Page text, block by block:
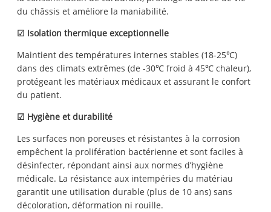
du châssis et améliore la maniabilité.
☑ Isolation thermique exceptionnelle
Maintient des températures internes stables (18-25℃)
dans des climats extrêmes (de -30℃ froid à 45℃ chaleur),
protégeant les matériaux médicaux et assurant le confort
du patient.
☑ Hygiène et durabilité
Les surfaces non poreuses et résistantes à la corrosion
empêchent la prolifération bactérienne et sont faciles à
désinfecter, répondant ainsi aux normes d’hygiène
médicale. La résistance aux intempéries du matériau
garantit une utilisation durable (plus de 10 ans) sans
décoloration, déformation ni rouille.